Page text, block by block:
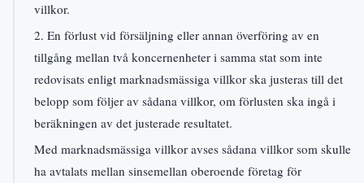
villkor.
2. En förlust vid försäljning eller annan överföring av en
tillgång mellan två koncernenheter i samma stat som inte
redovisats enligt marknadsmässiga villkor ska justeras till det
belopp som följer av sådana villkor, om förlusten ska ingå i
beräkningen av det justerade resultatet.
Med marknadsmässiga villkor avses sådana villkor som skulle
ha avtalats mellan sinsemellan oberoende företag för